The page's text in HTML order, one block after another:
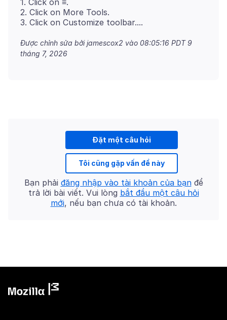
1. Click on ≡.
2. Click on More Tools.
Được chỉnh sửa bởi jamescox2 vào 08:05:16 PDT 9
tháng 7, 2026
Đặt một câu hỏi
Tôi cũng gặp vấn đề này
Bạn phải đăng nhập vào tài khoản của bạnđể
trả lời bài viết. Vui lòng bắt đầu một câu hỏi
mới, nếu bạn chưa có tài khoản.